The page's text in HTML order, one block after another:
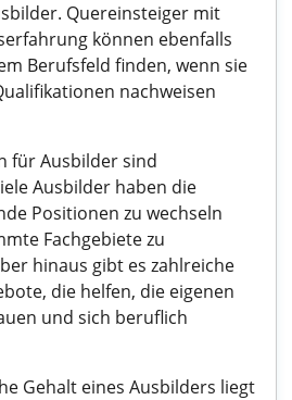
Quereinsteiger mit
können ebenfalls
Berufsfeld finden, wenn sie
nachweisen
für Ausbilder sind
Ausbilder haben die
Positionen zu wechseln
Fachgebiete zu
hinaus gibt es zahlreiche
die helfen, die eigenen
und sich beruflich
Gehalt eines Ausbilders liegt